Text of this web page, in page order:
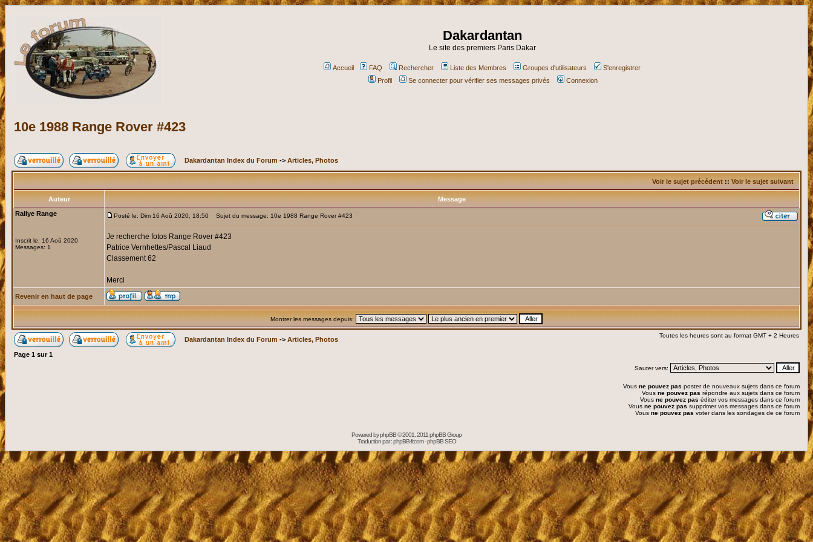
Dakardantan
Le site des premiers Paris Dakar
Accueil FAQ Rechercher Liste des Membres Groupes d'utilisateurs
S'enregistrer
Profil
Se connecter pour vérifier ses messages privés Connexion
10e 1988 Range Rover #423
Dakardantan Index du Forum -> Articles, Photos
Voir le sujet précédent :: Voir le sujet suivant
Auteur
Message
Rallye Range
Inscrit le: 16 Aoû 2020
Messages: 1
Posté le: Dim 16 Aoû 2020, 18:50 Sujet du message: 10e 1988 Range Rover #423
Je recherche fotos Range Rover #423
Patrice Vernhettes/Pascal Liaud
Classement 62
Merci
Revenir en haut de page
Montrer les messages depuis:
Dakardantan Index du Forum -> Articles, Photos
Toutes les heures sont au format GMT + 2 Heures
Page 1 sur1
Sauter vers:
Vous ne pouvez pas poster de nouveaux sujets dans ce forum
Vous ne pouvez pas répondre aux sujets dans ce forum
Vous ne pouvez pas éditer vos messages dans ce forum
Vous ne pouvez pas supprimer vos messages dans ce forum
Vous ne pouvez pas voter dans les sondages de ce forum
Powered byphpBB© 2001, 2011 phpBB Group
Traduction par :phpBB-fr.com-phpBB SEO